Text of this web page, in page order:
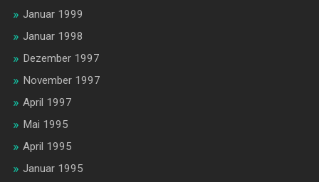
Januar 1999
Januar 1998
Dezember 1997
November 1997
April 1997
Mai 1995
April 1995
Januar 1995